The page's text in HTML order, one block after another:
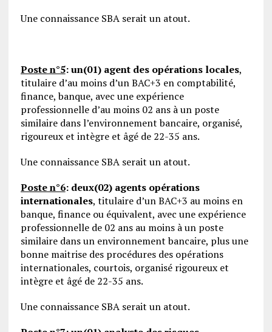
Une connaissance SBA serait un atout.
Poste n°5: un(01) agent des opérations locales,
titulaire d’au moins d’un BAC+3 en comptabilité,
finance, banque, avec une expérience
professionnelle d’au moins 02 ans à un poste
similaire dans l’environnement bancaire, organisé,
rigoureux et intègre et âgé de 22-35 ans.
Une connaissance SBA serait un atout.
Poste n°6: deux(02) agents opérations
internationales, titulaire d’un BAC+3 au moins en
banque, finance ou équivalent, avec une expérience
professionnelle de 02 ans au moins à un poste
similaire dans un environnement bancaire, plus une
bonne maitrise des procédures des opérations
internationales, courtois, organisé rigoureux et
intègre et âgé de 22-35 ans.
Une connaissance SBA serait un atout.